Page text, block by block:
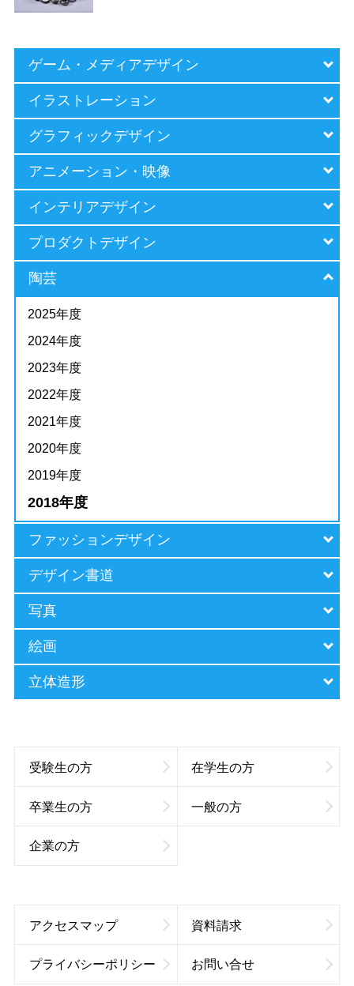
ゲーム・メディアデザイン
イラストレーション
グラフィックデザイン
アニメーション・映像
インテリアデザイン
プロダクトデザイン
陶芸
2025年度
2024年度
2023年度
2022年度
2021年度
2020年度
2019年度
2018年度
ファッションデザイン
デザイン書道
写真
絵画
立体造形
受験生の方 在学生の方
卒業生の方 一般の方
企業の方
アクセスマップ 資料請求
プライバシーポリシー お問い合せ